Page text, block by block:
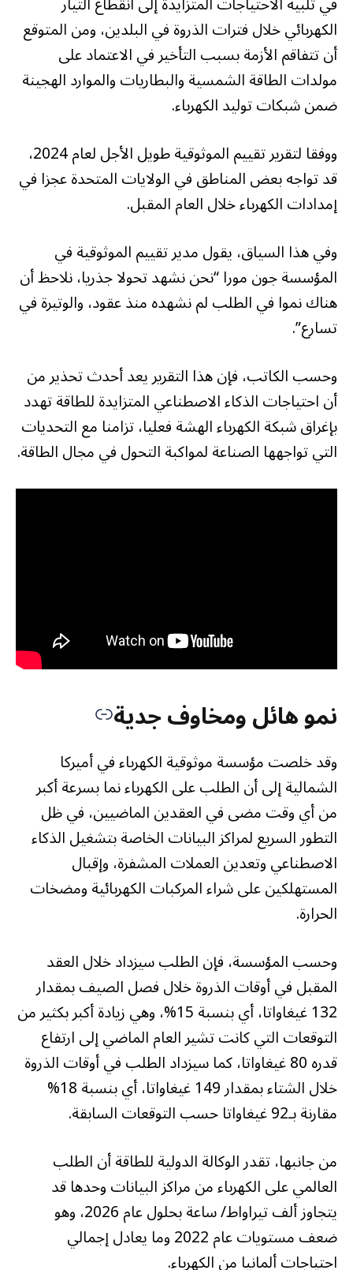
الكهربائي خلال فترات الذروة في البلدين، ومن المتوقع
أن تتفاقم الأزمة بسبب التأخير في الاعتماد على
مولدات الطاقة الشمسية والبطاريات والموارد الهجينة
ضمن شبكات توليد الكهرباء.
ووفقا لتقرير تقييم الموثوقية طويل الأجل لعام 2024،
قد تواجه بعض المناطق في الولايات المتحدة عجزا في
إمدادات الكهرباء خلال العام المقبل.
وفي هذا السياق، يقول مدير تقييم الموثوقية في
المؤسسة جون مورا “نحن نشهد تحولا جذريا، نلاحظ أن
هناك نموا في الطلب لم نشهده منذ عقود، والوتيرة في
تسارع”.
وحسب الكاتب، فإن هذا التقرير يعد أحدث تحذير من
أن احتياجات الذكاء الاصطناعي المتزايدة للطاقة تهدد
بإغراق شبكة الكهرباء الهشة فعليا، تزامنا مع التحديات
التي تواجهها الصناعة لمواكبة التحول في مجال الطاقة.
نمو هائل ومخاوف جدية
وقد خلصت مؤسسة موثوقية الكهرباء في أميركا
الشمالية إلى أن الطلب على الكهرباء نما بسرعة أكبر
من أي وقت مضى في العقدين الماضيين، في ظل
التطور السريع لمراكز البيانات الخاصة بتشغيل الذكاء
الاصطناعي وتعدين العملات المشفرة، وإقبال
المستهلكين على شراء المركبات الكهربائية ومضخات
الحرارة.
وحسب المؤسسة، فإن الطلب سيزداد خلال العقد
المقبل في أوقات الذروة خلال فصل الصيف بمقدار
132 غيغاواتا، أي بنسبة 15%، وهي زيادة أكبر بكثير من
التوقعات التي كانت تشير العام الماضي إلى ارتفاع
قدره 80 غيغاواتا، كما سيزداد الطلب في أوقات الذروة
خلال الشتاء بمقدار 149 غيغاواتا، أي بنسبة 18%
مقارنة بـ92 غيغاواتا حسب التوقعات السابقة.
من جانبها، تقدر الوكالة الدولية للطاقة أن الطلب
العالمي على الكهرباء من مراكز البيانات وحدها قد
يتجاوز ألف تيراواط/ ساعة بحلول عام 2026، وهو
ضعف مستويات عام 2022 وما يعادل إجمالي
احتياجات ألمانيا من الكهرباء.